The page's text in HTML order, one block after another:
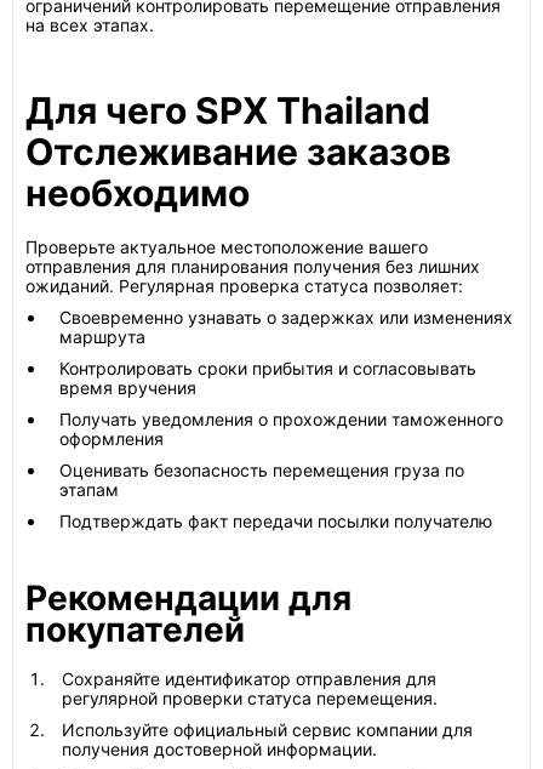
ограничений контролировать перемещение отправления
на всех этапах.
Для чего SPX Thailand
Отслеживание заказов
необходимо
Проверьте актуальное местоположение вашего
отправления для планирования получения без лишних
ожиданий. Регулярная проверка статуса позволяет:
Своевременно узнавать о задержках или изменениях
маршрута
Контролировать сроки прибытия и согласовывать
время вручения
Получать уведомления о прохождении таможенного
оформления
Оценивать безопасность перемещения груза по
этапам
Подтверждать факт передачи посылки получателю
Рекомендации для
покупателей
Сохраняйте идентификатор отправления для
регулярной проверки статуса перемещения.
Используйте официальный сервис компании для
получения достоверной информации.